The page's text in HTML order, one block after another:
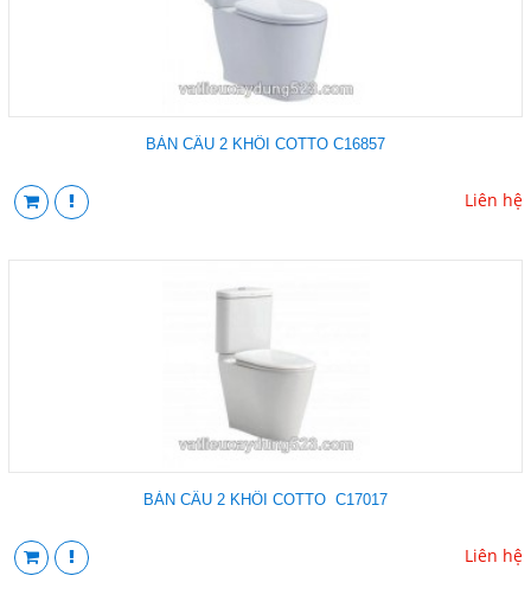
BÀN CẦU 2 KHỐI COTTO C16857
Liên hệ
BÀN CẦU 2 KHỐI COTTO C17017
Liên hệ